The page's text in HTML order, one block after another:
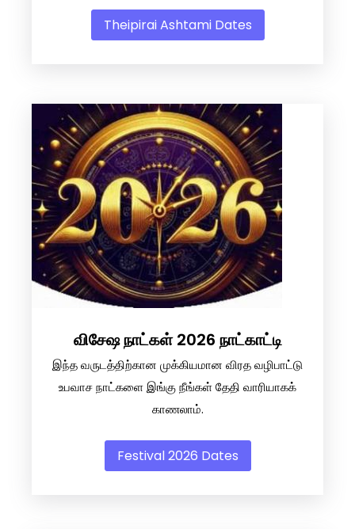
Theipirai Ashtami Dates
விசேஷ நாட்கள் 2026 நாட்காட்டி
இந்த வருடத்திற்கான முக்கியமான விரத வழிபாட்டு
உபவாச நாட்களை இங்கு நீங்கள் தேதி வாரியாகக்
காணலாம்.
Festival 2026 Dates